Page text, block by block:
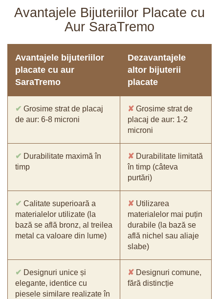
Avantajele Bijuteriilor Placate cu
Aur SaraTremo
Avantajele bijuteriilor
placate cu aur
SaraTremo
Dezavantajele
altor bijuterii
placate
✔ Grosime strat de placaj
de aur: 6-8 microni
✘ Grosime strat de
placaj de aur: 1-2
microni
✔ Durabilitate maximă în
timp
✘ Durabilitate limitată
în timp (câteva
purtări)
✔ Calitate superioară a
materialelor utilizate (la
bază se află bronz, al treilea
metal ca valoare din lume)
✘ Utilizarea
materialelor mai puțin
durabile (la bază se
află nichel sau aliaje
slabe)
✔ Designuri unice și
elegante, identice cu
piesele similare realizate în
✘ Designuri comune,
fără distincție